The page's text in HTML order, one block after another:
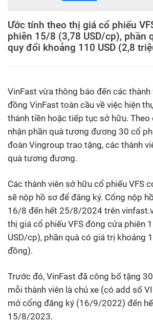
Ước tính theo thị giá cổ phiếu
phiên 15/8 (3,78 USD/cp), phần
quy đổi khoảng 110 USD (2,8
VinFast vừa thông báo đến các thành
đồng VinFast toàn cầu về việc hiện
thành tiền hoặc tiếp tục sở hữu. Theo
nhận phần quà tương đương 30 cổ
đoàn Vingroup trao tặng, các thành
quà tương đương.
Các thành viên sở hữu cổ phiếu VFS
sẽ nộp hồ sơ để đăng ký. Cổng nộp
16/8 đến hết 25/8/2024 trên
thị giá cổ phiếu VFS đóng cửa phiên
USD/cp), phần quà có giá trị khoảng
đồng).
Trước đó, VinFast đã công bố tặng
mỗi thành viên là chủ xe (có add số
mở cổng đăng ký (16/9/2022) đến
15/8/2023.